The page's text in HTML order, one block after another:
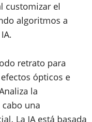
customizar el
algoritmos a
retrato para
ópticos e
la
una
La IA está basada